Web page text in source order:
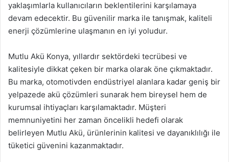
yaklaşımlarla kullanıcıların beklentilerini karşılamaya
devam edecektir. Bu güvenilir marka ile tanışmak, kaliteli
enerji çözümlerine ulaşmanın en iyi yoludur.
Mutlu Akü Konya, yıllardır sektördeki tecrübesi ve
kalitesiyle dikkat çeken bir marka olarak öne çıkmaktadır.
Bu marka, otomotivden endüstriyel alanlara kadar geniş bir
yelpazede akü çözümleri sunarak hem bireysel hem de
kurumsal ihtiyaçları karşılamaktadır. Müşteri
memnuniyetini her zaman öncelikli hedefi olarak
belirleyen Mutlu Akü, ürünlerinin kalitesi ve dayanıklılığı ile
tüketici güvenini kazanmaktadır.